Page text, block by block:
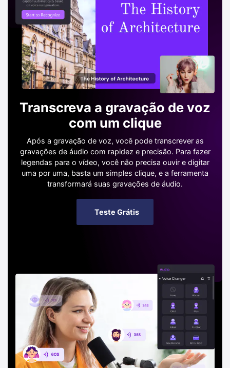
Transcreva a gravação de voz
com um clique
Após a gravação de voz, você pode transcrever as
gravações de áudio com rapidez e precisão. Para fazer
legendas para o vídeo, você não precisa ouvir e digitar
uma por uma, basta um simples clique, e a ferramenta
transformará suas gravações de áudio.
Teste Grátis